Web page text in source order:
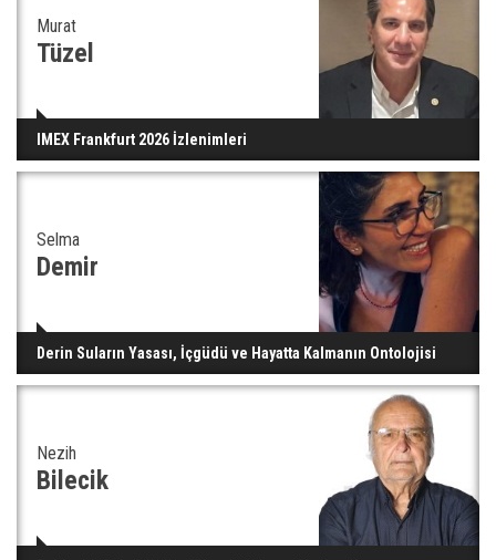
Murat
Tüzel
IMEX Frankfurt 2026 İzlenimleri
Selma
Demir
Derin Suların Yasası, İçgüdü ve Hayatta Kalmanın Ontolojisi
Nezih
Bilecik